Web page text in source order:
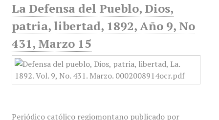
La Defensa del Pueblo, Dios,
patria, libertad, 1892, Año 9, No
431, Marzo 15
Periódico católico regiomontano publicado por